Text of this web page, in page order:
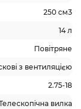
250 см3
14 л
Повітряне
з вентиляцією
2.75-18
вилка